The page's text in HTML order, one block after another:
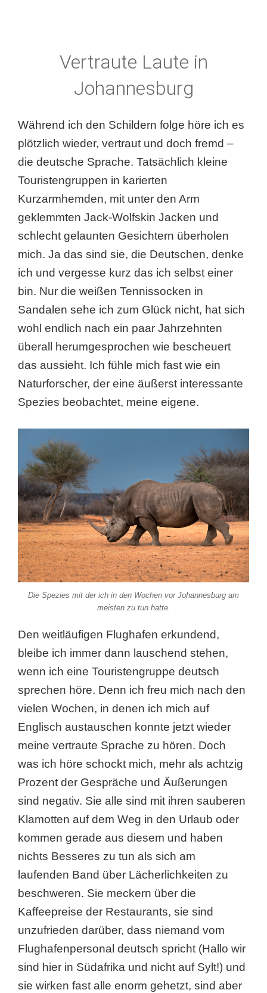
Vertraute Laute in
Johannesburg
Während ich den Schildern folge höre ich es
plötzlich wieder, vertraut und doch fremd –
die deutsche Sprache. Tatsächlich kleine
Touristengruppen in karierten
Kurzarmhemden, mit unter den Arm
geklemmten Jack-Wolfskin Jacken und
schlecht gelaunten Gesichtern überholen
mich. Ja das sind sie, die Deutschen, denke
ich und vergesse kurz das ich selbst einer
bin. Nur die weißen Tennissocken in
Sandalen sehe ich zum Glück nicht, hat sich
wohl endlich nach ein paar Jahrzehnten
überall herumgesprochen wie bescheuert
das aussieht. Ich fühle mich fast wie ein
Naturforscher, der eine äußerst interessante
Spezies beobachtet, meine eigene.
Die Spezies mit der ich in den Wochen vor Johannesburg am
meisten zu tun hatte.
Den weitläufigen Flughafen erkundend,
bleibe ich immer dann lauschend stehen,
wenn ich eine Touristengruppe deutsch
sprechen höre. Denn ich freu mich nach den
vielen Wochen, in denen ich mich auf
Englisch austauschen konnte jetzt wieder
meine vertraute Sprache zu hören. Doch
was ich höre schockt mich, mehr als achtzig
Prozent der Gespräche und Äußerungen
sind negativ. Sie alle sind mit ihren sauberen
Klamotten auf dem Weg in den Urlaub oder
kommen gerade aus diesem und haben
nichts Besseres zu tun als sich am
laufenden Band über Lächerlichkeiten zu
beschweren. Sie meckern über die
Kaffeepreise der Restaurants, sie sind
unzufrieden darüber, dass niemand vom
Flughafenpersonal deutsch spricht (Hallo wir
sind hier in Südafrika und nicht auf Sylt!) und
sie wirken fast alle enorm gehetzt, sind aber